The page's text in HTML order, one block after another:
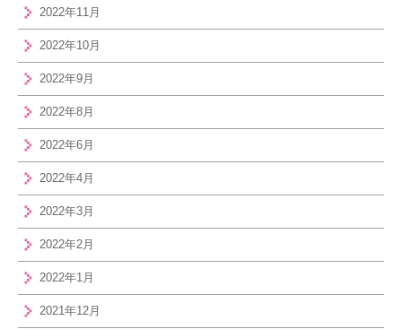
2022年11月
2022年10月
2022年9月
2022年8月
2022年6月
2022年4月
2022年3月
2022年2月
2022年1月
2021年12月